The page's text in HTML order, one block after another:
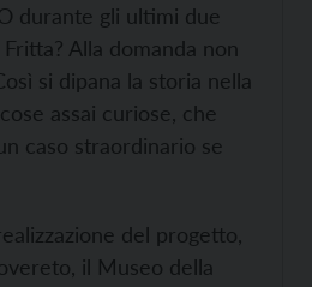
durante gli ultimi due
Alla domanda non
si dipana la storia nella
assai curiose, che
caso straordinario se
del progetto,
il Museo della